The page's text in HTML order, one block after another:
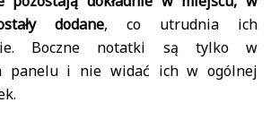
dodane, co utrudnia ich
Boczne notatki są tylko w
panelu i nie widać ich w ogólnej